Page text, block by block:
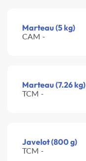
Marteau (5 kg)
CAM -
Marteau (7.26 kg)
TCM -
Javelot (800 g)
TCM -